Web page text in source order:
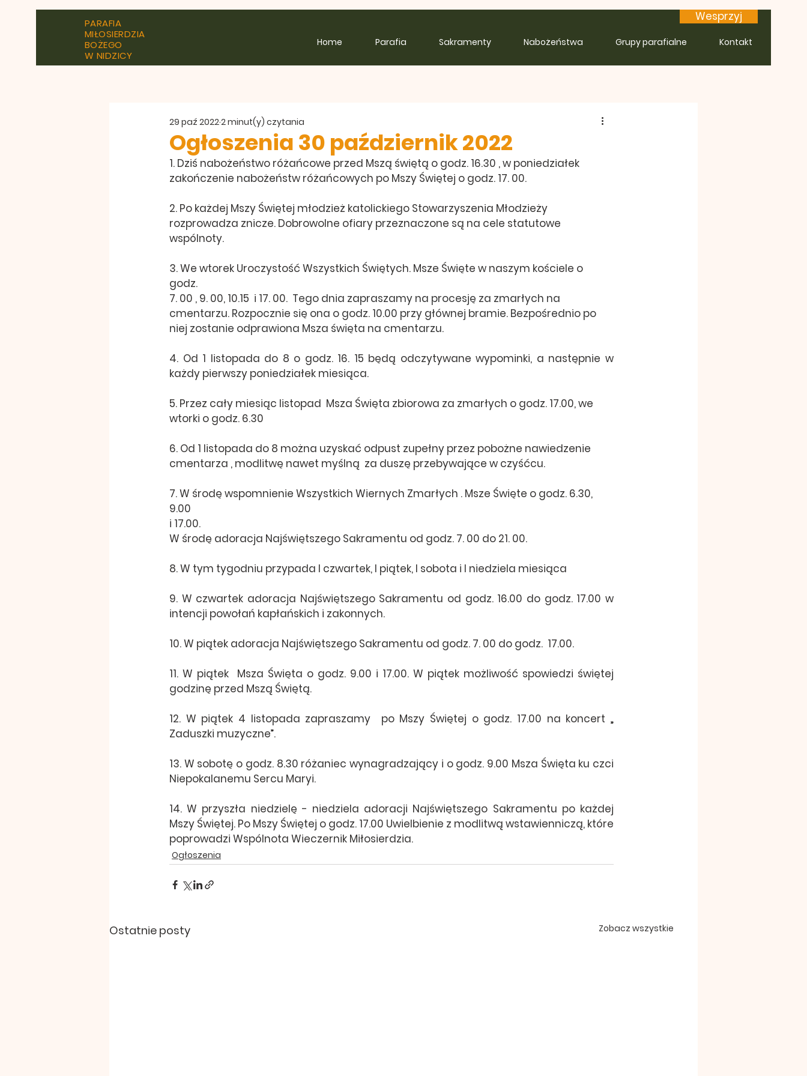
PARAFIA
MIŁOSIERDZIA
BOŻEGO
W NIDZICY
Wesprzyj
Home Parafia Sakramenty Nabożeństwa Grupy parafialne Kontakt
Ogłoszenia 30 październik 2022
29 paź 20222 minut(y) czytania
1. Dziś nabożeństwo różańcowe przed Mszą świętą o godz. 16.30 , w poniedziałek
zakończenie nabożeństw różańcowych po Mszy Świętej o godz. 17. 00.
2. Po każdej Mszy Świętej młodzież katolickiego Stowarzyszenia Młodzieży
rozprowadza znicze. Dobrowolne ofiary przeznaczone są na cele statutowe
wspólnoty.
3. We wtorek Uroczystość Wszystkich Świętych. Msze Święte w naszym kościele o
godz.
7. 00 , 9. 00, 10.15  i 17. 00. Tego dnia zapraszamy na procesję za zmarłych na
cmentarzu. Rozpocznie się ona o godz. 10.00 przy głównej bramie. Bezpośrednio po
niej zostanie odprawiona Msza święta na cmentarzu.
4. Od 1 listopada do 8 o godz. 16. 15 będą odczytywane wypominki, a następnie w
każdy pierwszy poniedziałek miesiąca.
5. Przez cały miesiąc listopad  Msza Święta zbiorowa za zmarłych o godz. 17.00, we
wtorki o godz. 6.30
6. Od 1 listopada do 8 można uzyskać odpust zupełny przez pobożne nawiedzenie
cmentarza , modlitwę nawet myślną  za duszę przebywające w czyśćcu.
7. W środę wspomnienie Wszystkich Wiernych Zmarłych . Msze Święte o godz. 6.30,
9.00
i 17.00.
W środę adoracja Najświętszego Sakramentu od godz. 7. 00 do 21. 00.
8. W tym tygodniu przypada I czwartek, I piątek, I sobota i I niedziela miesiąca
9. W czwartek adoracja Najświętszego Sakramentu od godz. 16.00 do godz. 17.00 w
intencji powołań kapłańskich i zakonnych.
10. W piątek adoracja Najświętszego Sakramentu od godz. 7. 00 do godz.  17.00.
11. W piątek  Msza Święta o godz. 9.00 i 17.00. W piątek możliwość spowiedzi świętej
godzinę przed Mszą Świętą.
12. W piątek 4 listopada zapraszamy  po Mszy Świętej o godz. 17.00 na koncert „
Zaduszki muzyczne”.
13. W sobotę o godz. 8.30 różaniec wynagradzający i o godz. 9.00 Msza Święta ku czci
Niepokalanemu Sercu Maryi.
14. W przyszła niedzielę - niedziela adoracji Najświętszego Sakramentu po każdej
Mszy Świętej. Po Mszy Świętej o godz. 17.00 Uwielbienie z modlitwą wstawienniczą, które
poprowadzi Wspólnota Wieczernik Miłosierdzia.
Ogłoszenia
Ostatnie posty Zobacz wszystkie